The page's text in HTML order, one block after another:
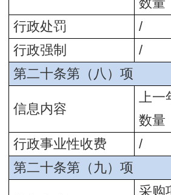
数量
行政处罚
/
行政强制
/
第二十条第（八）项
信息内容
上一
数量
行政事业性收费 /
第二十条第（九）项
采购